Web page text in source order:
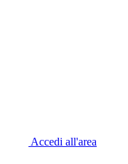
Accedi all'area